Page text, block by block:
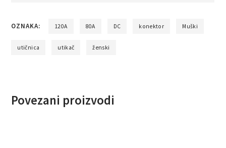
OZNAKA: 120A 80A DC konektor Muški
utičnica utikač ženski
Povezani proizvodi